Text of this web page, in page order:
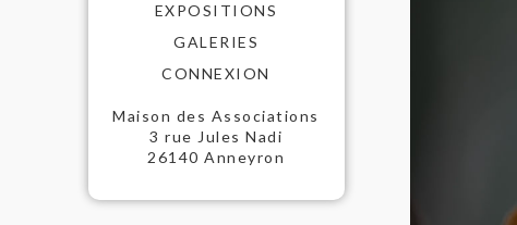
EXPOSITIONS
GALERIES
CONNEXION
Maison des Associations
3 rue Jules Nadi
26140 Anneyron